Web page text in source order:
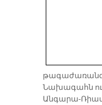
թագաժառանգ
Նախագահն
Անգարա-Ռիատ